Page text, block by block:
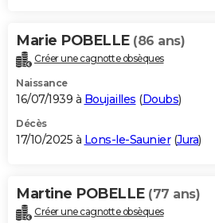
Bricolage
Lifestyle
Culture
Sport
Auto
Television
Voyage
Cinema
Marie POBELLE (86 ans)
Créer une cagnotte obsèques
Naissance
16/07/1939 à Boujailles (Doubs)
Décès
17/10/2025 à Lons-le-Saunier(Jura)
Martine POBELLE (77 ans)
Créer une cagnotte obsèques